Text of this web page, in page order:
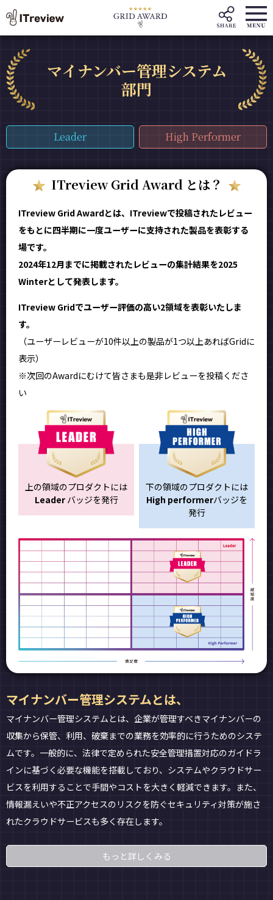
マイナンバー管理システム
部門
Leader High Performer
ITreview Grid Award とは？
ITreview Grid Awardとは、ITreviewで投稿されたレビュー
をもとに四半期に一度ユーザーに支持された製品を表彰する
場です。
2024年12月までに掲載されたレビューの集計結果を2025
Winterとして発表します。
ITreview Gridでユーザー評価の高い2領域を表彰いたしま
す。
（ユーザーレビューが10件以上の製品が1つ以上あればGridに
表示）
※次回のAwardにむけて皆さまも是非レビューを投稿くださ
い
上の領域のプロダクトには
Leaderバッジを発行
下の領域のプロダクトには
High performerバッジを
発行
マイナンバー管理システムとは、
マイナンバー管理システムとは、企業が管理すべきマイナンバーの
収集から保管、利用、破棄までの業務を効率的に行うためのシステ
ムです。一般的に、法律で定められた安全管理措置対応のガイドラ
インに基づく必要な機能を搭載しており、システムやクラウドサー
ビスを利用することで手間やコストを大きく軽減できます。また、
情報漏えいや不正アクセスのリスクを防ぐセキュリティ対策が施さ
れたクラウドサービスも多く存在します。
もっと詳しくみる